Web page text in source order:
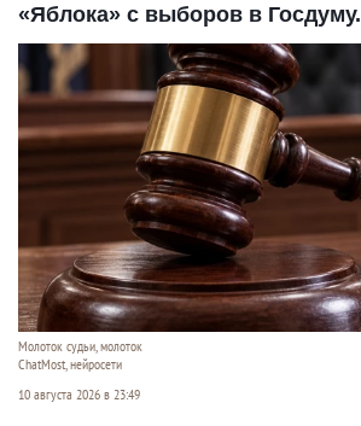
«Яблока» с выборов в
Молоток судьи, молоток
ChatMost, нейросети
10 августа 2026 в 23:49